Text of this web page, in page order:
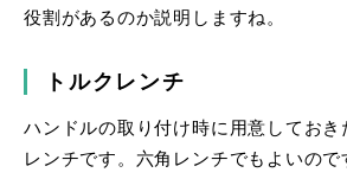
役割があるのか説明しますね。
トルクレンチ
ハンドルの取り付け時に用意しておき
レンチです。六角レンチでもよいの